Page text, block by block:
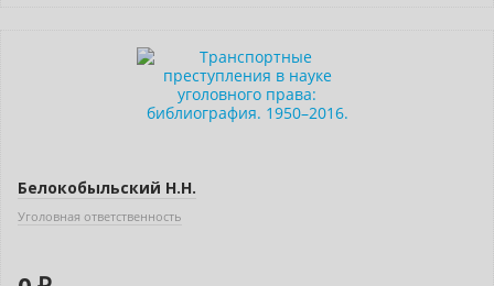
Белокобыльский Н.Н.
Уголовная ответственность